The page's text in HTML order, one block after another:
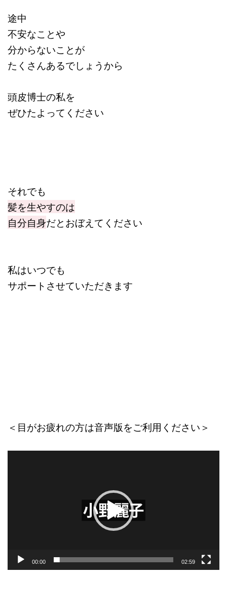
途中
不安なことや
分からないことが
たくさんあるでしょうから
頭皮博士の私を
ぜひたよってください
それでも
髪を生やすのは
自分自身だとおぼえてください
私はいつでも
サポートさせていただきます
＜目がお疲れの方は音声版をご利用ください＞
00:00 02:59